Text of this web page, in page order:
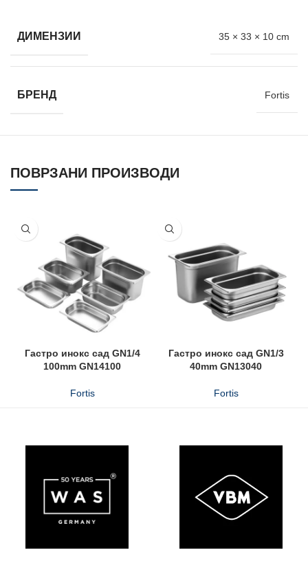
ДИМЕНЗИИ 35 × 33 × 10 cm
БРЕНД Fortis
ПОВРЗАНИ ПРОИЗВОДИ
Гастро инокс сад GN1/4
100mm GN14100
Fortis
Гастро инокс сад GN1/3
40mm GN13040
Fortis